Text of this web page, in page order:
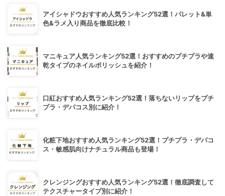
アイシャドウおすすめ人気ランキング52選！パレット&単
色&ラメ入り商品を徹底比較！
マニキュア人気ランキング52選！おすすめのプチプラや速
乾タイプのネイルポリッシュを紹介！
口紅おすすめ人気ランキング52選！落ちないリップをプチ
プラ・デパコス別に紹介！
化粧下地おすすめ人気ランキング52選！プチプラ・デパコ
ス・敏感肌向けナチュラル商品も登場！
クレンジングおすすめ人気ランキング52選！徹底調査して
テクスチャータイプ別に紹介！